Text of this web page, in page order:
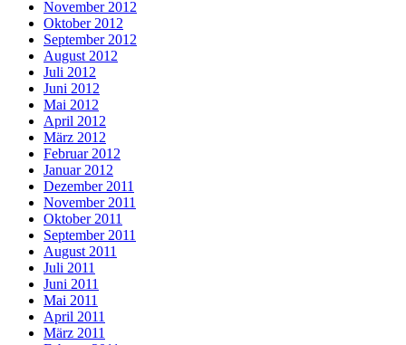
November 2012
Oktober 2012
September 2012
August 2012
Juli 2012
Juni 2012
Mai 2012
April 2012
März 2012
Februar 2012
Januar 2012
Dezember 2011
November 2011
Oktober 2011
September 2011
August 2011
Juli 2011
Juni 2011
Mai 2011
April 2011
März 2011